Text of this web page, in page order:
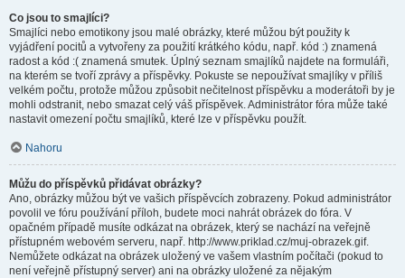
Co jsou to smajlíci?
Smajlíci nebo emotikony jsou malé obrázky, které můžou být použity k
vyjádření pocitů a vytvořeny za použití krátkého kódu, např. kód :) znamená
radost a kód :( znamená smutek. Úplný seznam smajlíků najdete na formuláři,
na kterém se tvoří zprávy a příspěvky. Pokuste se nepoužívat smajlíky v příliš
velkém počtu, protože můžou způsobit nečitelnost příspěvku a moderátoři by je
mohli odstranit, nebo smazat celý váš příspěvek. Administrátor fóra může také
nastavit omezení počtu smajlíků, které lze v příspěvku použít.
Nahoru
Můžu do příspěvků přidávat obrázky?
Ano, obrázky můžou být ve vašich příspěvcích zobrazeny. Pokud administrátor
povolil ve fóru používání příloh, budete moci nahrát obrázek do fóra. V
opačném případě musíte odkázat na obrázek, který se nachází na veřejně
přístupném webovém serveru, např. http://www.priklad.cz/muj-obrazek.gif.
Nemůžete odkázat na obrázek uložený ve vašem vlastním počítači (pokud to
není veřejně přístupný server) ani na obrázky uložené za nějakým